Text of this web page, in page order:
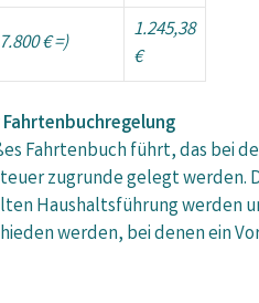
€ =)
1.245,38
€
Fahrtenbuch führt, das bei
zugrunde gelegt werden.
Haushaltsführung
werden, bei denen ein